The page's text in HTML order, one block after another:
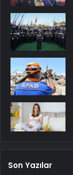
Son Yazılar